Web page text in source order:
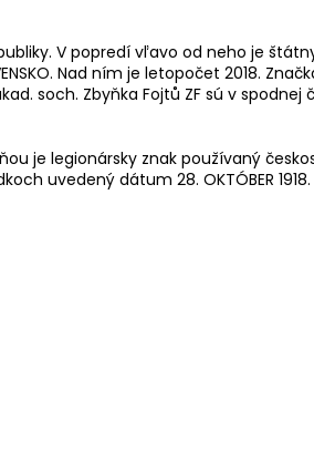
V popredí vľavo od neho je
Nad ním je letopočet 2018.
soch. Zbyňka Fojtů ZF sú v spodnej
je legionársky znak používaný
dátum 28. OKTÓBER 1918. Pri